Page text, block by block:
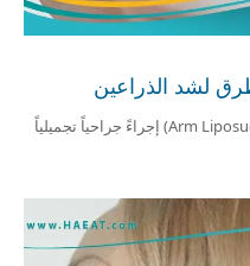
تعد عملية شفط الدهون من الزنود (Arm Liposuction) إجراءً جراحياً تجميلياً